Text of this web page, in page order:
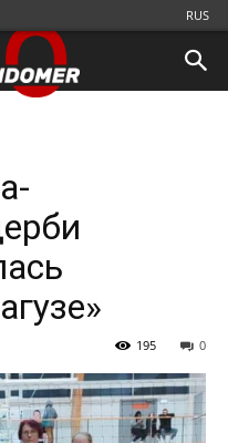
RUS
0
195